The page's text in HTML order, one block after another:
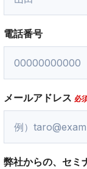
電話番号
メールアドレス
弊社からの、セミ